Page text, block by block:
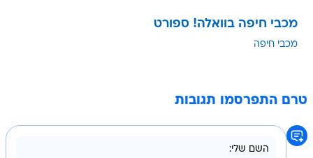
מכבי חיפה בוואלה! ספורט
מכבי חיפה
טרם התפרסמו תגובות